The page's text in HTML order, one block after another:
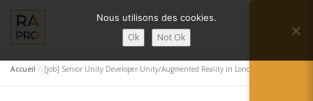
contenu
Menu
Accueil »[job] Senior Unity Developer-Unity/Augmented Reality in London (UK)
Nous utilisons des cookies.
Ok Not Ok